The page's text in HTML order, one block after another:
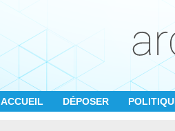
ACCUEIL DÉPOSER